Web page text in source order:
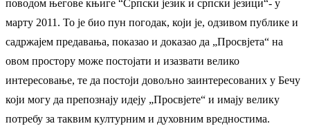
поводом његове књиге “Српски језик и српски језици“- у
марту 2011. То је био пун погодак, који је, одзивом публике и
садржајем предавања, показао и доказао да „Просвјета“ на
овом простору може постојати и изазвати велико
интересовање, те да постоји довољно заинтересованих у Бечу
који могу да препознају идеју „Просвјете“ и имају велику
потребу за таквим културним и духовним вредностима.